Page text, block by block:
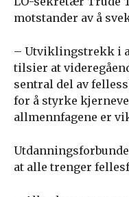
motstander av å
– Utviklingstrekk i
tilsier at
sentral del av
for å styrke
allmennfagene er
at alle trenger